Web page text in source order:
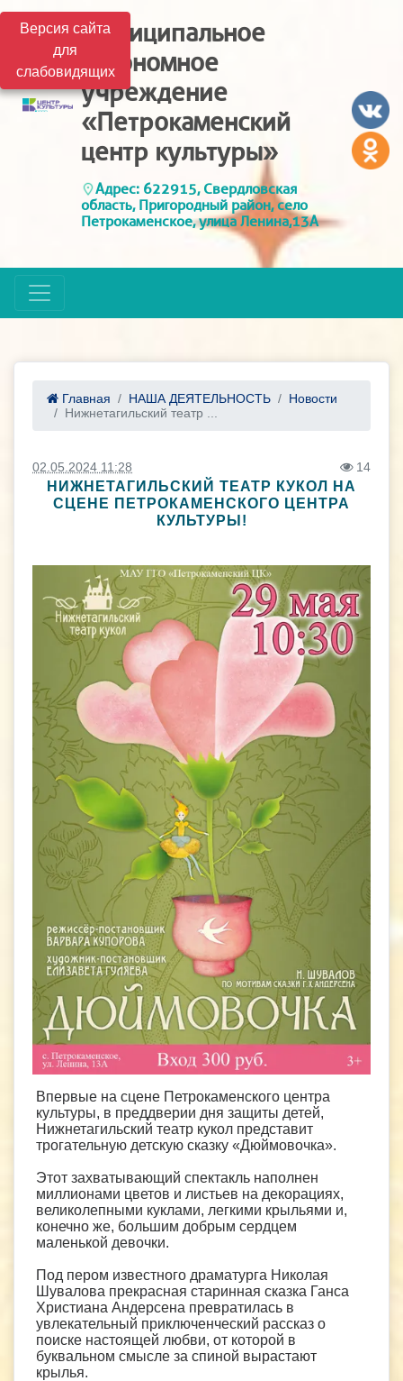
Версия сайта
для
слабовидящих
Муниципальное
автономное
учреждение
«Петрокаменский
центр культуры»
Адрес: 622915, Свердловская
область, Пригородный район, село
Петрокаменское, улица Ленина,13А
Главная НАША ДЕЯТЕЛЬНОСТЬ
Новости
Нижнетагильский театр ...
02.05.2024 11:28 14
НИЖНЕТАГИЛЬСКИЙ ТЕАТР КУКОЛ НА
СЦЕНЕ ПЕТРОКАМЕНСКОГО ЦЕНТРА
КУЛЬТУРЫ!
Впервые на сцене Петрокаменского центра
культуры, в преддверии дня защиты детей,
Нижнетагильский театр кукол представит
трогательную детскую сказку «Дюймовочка».
Этот захватывающий спектакль наполнен
миллионами цветов и листьев на декорациях,
великолепными куклами, легкими крыльями и,
конечно же, большим добрым сердцем
маленькой девочки.
Под пером известного драматурга Николая
Шувалова прекрасная старинная сказка Ганса
Христиана Андерсена превратилась в
увлекательный приключенческий рассказ о
поиске настоящей любви, от которой в
буквальном смысле за спиной вырастают
крылья.